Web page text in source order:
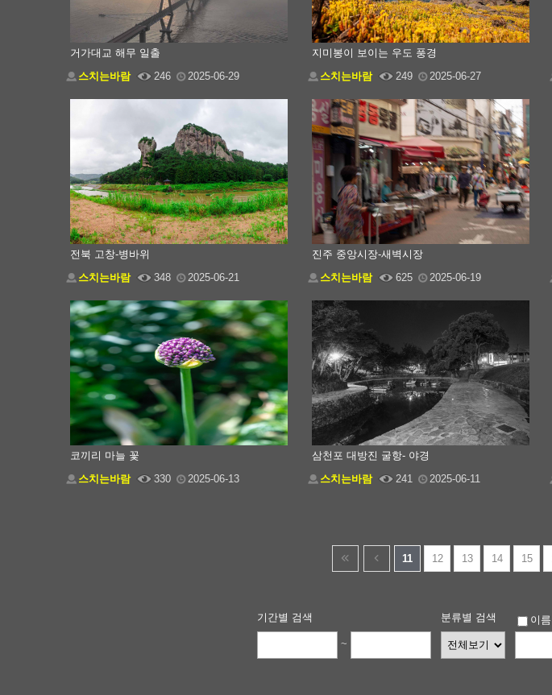
거가대교 해무 일출
스치는바람
246 2025-06-29
지미봉이 보이는 우도 풍경
스치는바람
249 2025-06-27
전북 고창-병바위
스치는바람
348 2025-06-21
진주 중앙시장-새벽시장
스치는바람
625 2025-06-19
코끼리 마늘 꽃
스치는바람
330 2025-06-13
삼천포 대방진 굴항- 야경
스치는바람
241 2025-06-11
11 12 13 14 15
기간별 검색
~
분류별 검색 이름